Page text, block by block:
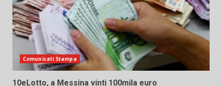
Comunicati Stampa
10eLotto, a Messina vinti 100mila euro